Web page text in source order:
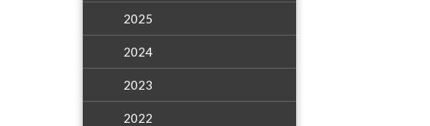
2025
2024
2023
2022